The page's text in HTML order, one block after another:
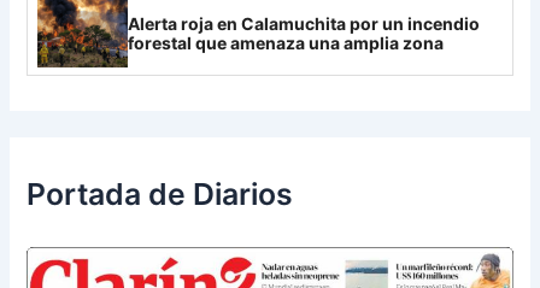
Alerta roja en Calamuchita por un incendio
forestal que amenaza una amplia zona
Portada de Diarios